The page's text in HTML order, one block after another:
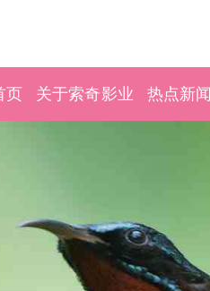
页 关于索奇影业 热点新闻